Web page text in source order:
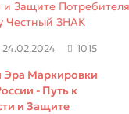
24.02.2024 1015
Эра Маркировки
- Путь к
и Защите